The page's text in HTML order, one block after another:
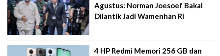
Agustus: Norman Joesoef Bakal
Dilantik Jadi Wamenhan RI
4 HP Redmi Memori 256 GB dan